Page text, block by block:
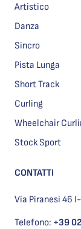
Artistico
Danza
Sincro
Pista Lunga
Short Track
Curling
Wheelchair
Stock Sport
CONTATTI
Via Piranesi 46
Telefono: +39